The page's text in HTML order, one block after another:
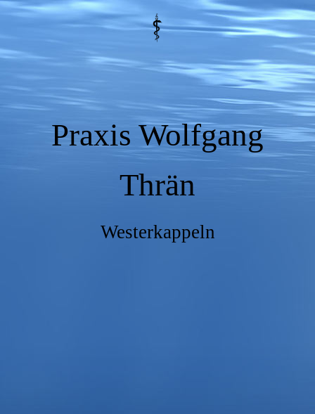
Praxis Wolfgang
Thrän
Westerkappeln